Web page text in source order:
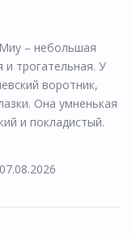
– небольшая
и трогательная. У
воротник,
Она умненькая
и покладистый.
07.08.2026